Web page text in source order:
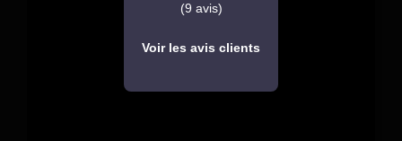
(9 avis)
Voir les avis clients